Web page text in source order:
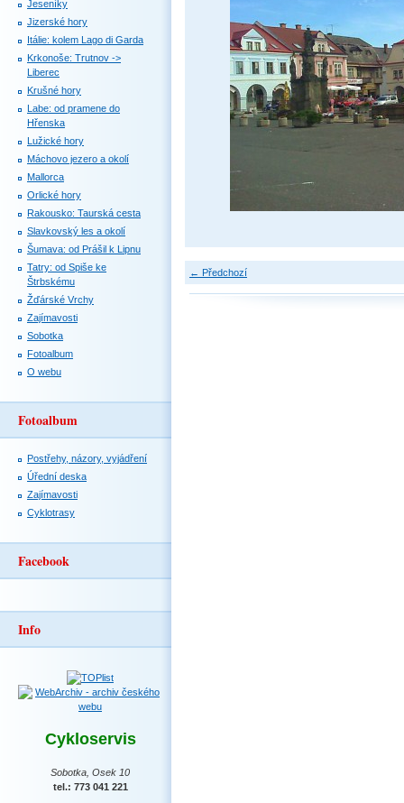
← Předchozí
Jeseníky
Jizerské hory
Itálie: kolem Lago di Garda
Krkonoše: Trutnov ->
Liberec
Krušné hory
Labe: od pramene do
Hřenska
Lužické hory
Máchovo jezero a okolí
Mallorca
Orlické hory
Rakousko: Taurská cesta
Slavkovský les a okolí
Šumava: od Prášil k Lipnu
Tatry: od Spiše ke
Štrbskému
Žďárské Vrchy
Zajímavosti
Sobotka
Fotoalbum
O webu
Fotoalbum
Postřehy, názory, vyjádření
Úřední deska
Zajímavosti
Cyklotrasy
Facebook
Info
Cykloservis
Sobotka, Osek 10
tel.: 773 041 221